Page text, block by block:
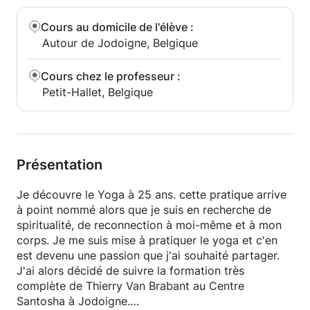
Cours au domicile de l'élève :
Autour de Jodoigne, Belgique
Cours chez le professeur :
Petit-Hallet, Belgique
Présentation
Je découvre le Yoga à 25 ans. cette pratique arrive
à point nommé alors que je suis en recherche de
spiritualité, de reconnection à moi-même et à mon
corps. Je me suis mise à pratiquer le yoga et c'en
est devenu une passion que j'ai souhaité partager.
J'ai alors décidé de suivre la formation très
complète de Thierry Van Brabant au Centre
Santosha à Jodoigne.